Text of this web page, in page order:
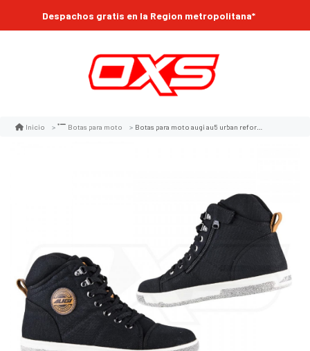
Despachos gratis en la Region metropolitana*
Inicio Botas para moto Botas para moto augi au5 urban reforzadas tipo zapatilla